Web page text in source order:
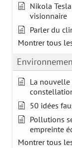
Nikola
visionnaire
Parler du
Montrer tous
La nouvelle
50 idées
Pollutions
empreinte
Montrer tous